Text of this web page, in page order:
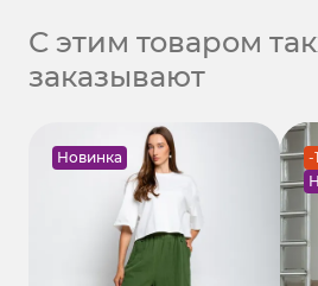
С этим товаром
заказывают
Новинка
-